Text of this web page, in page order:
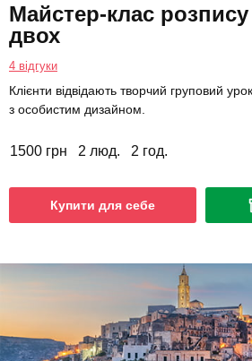
Майстер-клас
двох
4 відгуки
Клієнти відвідають творчий груповий
з особистим дизайном.
1500 грн 2 люд. 2 год.
Купити для себе